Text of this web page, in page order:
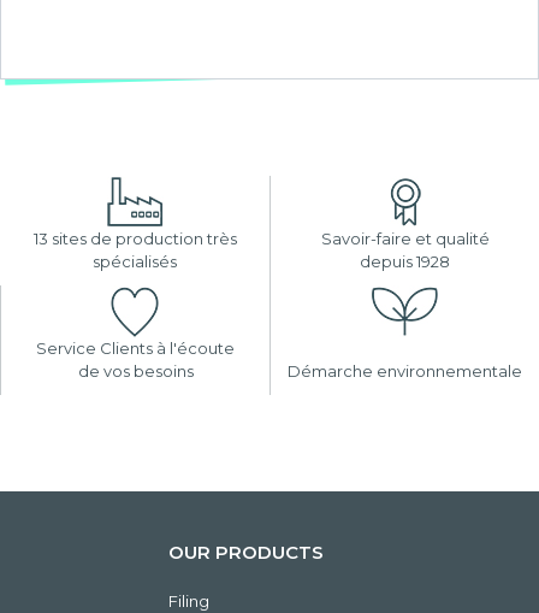
13 sites de production très
spécialisés
Savoir-faire et qualité
depuis 1928
Service Clients à l'écoute
de vos besoins
Démarche environnementale
OUR PRODUCTS
Filing